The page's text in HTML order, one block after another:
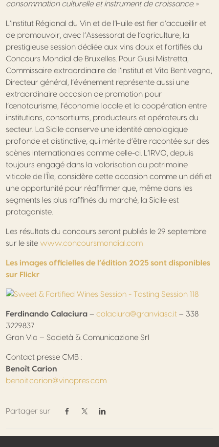
consommation culturelle et instrument de croissance. »
L’Institut Régional du Vin et de l’Huile est fier d’accueillir et
de promouvoir, avec l’Assessorat de l’agriculture, la
prestigieuse session dédiée aux vins doux et fortifiés du
Concours Mondial de Bruxelles. Pour Giusi Mistretta,
Commissaire extraordinaire de l’Institut et Vito Bentivegna,
Directeur général, l’événement représente aussi une
extraordinaire occasion de promotion pour
l’œnotourisme, l’économie locale et la coopération entre
institutions, consortiums, producteurs et opérateurs du
secteur. La Sicile conserve une identité œnologique
profonde et distinctive, qui mérite d’être racontée sur des
scènes internationales comme celle-ci. L’IRVO, depuis
toujours engagé dans la valorisation du patrimoine
viticole de l’Île, considère cette occasion comme un défi et
une opportunité pour réaffirmer que, même dans les
segments les plus raffinés du marché, la Sicile est
protagoniste.
Les résultats du concours seront publiés le 29 septembre
sur le site www.concoursmondial.com
Les images officielles de l’édition 2025 sont disponibles
sur Flickr
Ferdinando Calaciura – calaciura@granviasc.it – 338
3229837
Gran Via – Società & Comunicazione Srl
Contact presse CMB :
Benoît Carion
benoit.carion@vinopres.com
Partager sur
Partager sur Facebook
Partager sur Twitter / X
Partager sur Linkedin